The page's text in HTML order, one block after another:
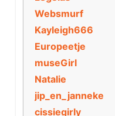
Websmurf
Kayleigh666
Europeetje
museGirl
Natalie
jip_en_janneke
cissiegirly